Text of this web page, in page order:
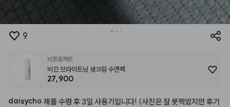
9
비프로젝트
비긴 브라이트닝 생크림 수면팩
27,900
daisycho 제품수령 후 3일 사용기입니다! (사진은잘못찍었지만후기